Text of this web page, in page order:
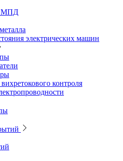
проникающими веществами
и электромагниты
и ферритометры
магнитопорошкового
МПД
электрических машин